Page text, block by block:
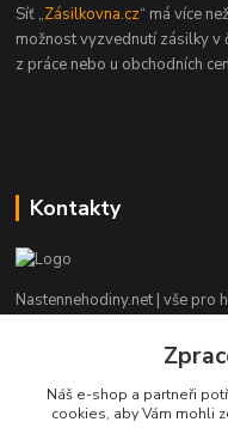
Síť „Zásilkovna.cz“ má více
možnost vyzvednutí zásilky v
z práce nebo u obchodních
Kontakty
Nastennehodiny.net | vše pro
Potřebujete poradit? Napište
info@nastennehodiny.net
Náš e-shop a partneři
cookies, aby Vám mohli